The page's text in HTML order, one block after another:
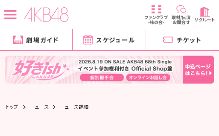
ファンクラブ
-柱の会-
取材/出演
お問合せ リクルート
劇場ガイド スケジュール チケット
トップ ニュース ニュース詳細